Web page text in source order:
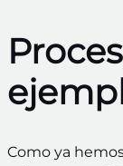
Como ya